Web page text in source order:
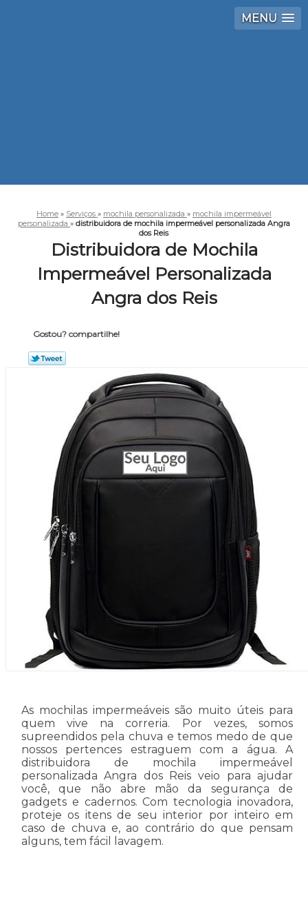
MENU
Home » Serviços » mochila personalizada » mochila impermeável
personalizada » distribuidora de mochila impermeável personalizada Angra
dos Reis
Distribuidora de Mochila
Impermeável Personalizada
Angra dos Reis
Gostou? compartilhe!
As mochilas impermeáveis são muito úteis para
quem vive na correria. Por vezes, somos
supreendidos pela chuva e temos medo de que
nossos pertences estraguem com a água. A
distribuidora de mochila impermeável
personalizada Angra dos Reis veio para ajudar
você, que não abre mão da segurança de
gadgets e cadernos. Com tecnologia inovadora,
proteje os itens de seu interior por inteiro em
caso de chuva e, ao contrário do que pensam
alguns, tem fácil lavagem.